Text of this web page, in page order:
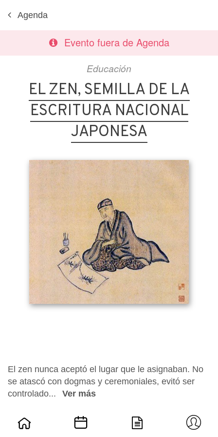
Agenda
Evento fuera de Agenda
Educación
EL ZEN, SEMILLA DE LA
ESCRITURA NACIONAL
JAPONESA
El zen nunca aceptó el lugar que le asignaban. No
se atascó con dogmas y ceremoniales, evitó ser
controlado...
Ver más